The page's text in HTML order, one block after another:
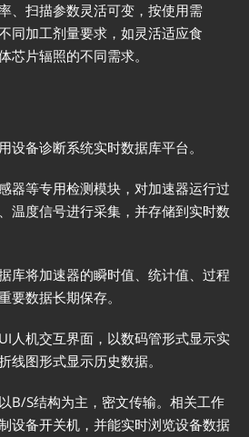
、扫描参数灵活可变，按使用需
同加工剂量要求，如灵活适应食
芯片辐照的不同需求。
备诊断系统实时数据库平台。
器等专用检测模块，对加速器运行过
温度信号进行采集，并存储到实时数
库将加速器的瞬时值、统计值、过程
要数据长期保存。
人机交互界面，以数码管形式显示实
线图形式显示历史数据。
B/S结构为主，密文传输。相关工作
设备开关机，并能实时浏览设备数据